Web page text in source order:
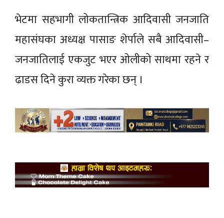
भेटमा सहभागी लोकतान्त्रिक आदिवासी जनजाति
महासंघका अध्यक्ष पासाङ शेर्पाले सबै आदिवासी–
जनजातिलाई एकजुट भएर ओलीको साथमा रहने र
ढाडस दिने कुरा व्यक्त गरेका छन् ।